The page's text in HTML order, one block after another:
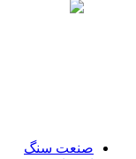
صنعت سنگ